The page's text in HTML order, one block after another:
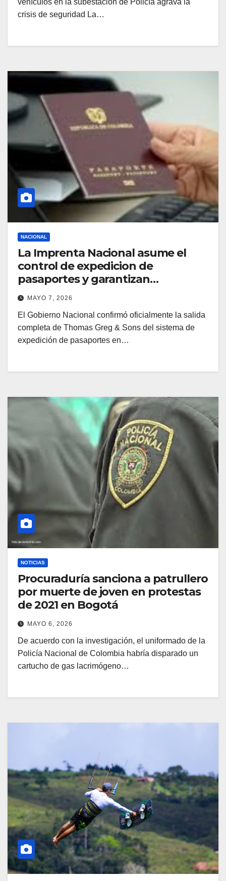
vehículos en la subestación de Policía agrava la
crisis de seguridad La…
NACIONAL
La Imprenta Nacional asume el
control de expedicion de
pasaportes y garantizan
normalidad
MAYO 7, 2026
El Gobierno Nacional confirmó oficialmente la salida
completa de Thomas Greg & Sons del sistema de
expedición de pasaportes en…
NOTICIAS
Procuraduría sanciona a patrullero
por muerte de joven en protestas
de 2021 en Bogotá
MAYO 6, 2026
De acuerdo con la investigación, el uniformado de la
Policía Nacional de Colombia habría disparado un
cartucho de gas lacrimógeno…